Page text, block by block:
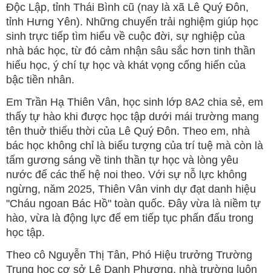
Độc Lập, tỉnh Thái Bình cũ (nay là xã Lê Quý Đôn,
tỉnh Hưng Yên). Những chuyến trải nghiệm giúp học
sinh trực tiếp tìm hiểu về cuộc đời, sự nghiệp của
nhà bác học, từ đó cảm nhận sâu sắc hơn tinh thần
hiếu học, ý chí tự học và khát vọng cống hiến của
bậc tiền nhân.
Em Trần Hạ Thiên Vân, học sinh lớp 8A2 chia sẻ, em
thấy tự hào khi được học tập dưới mái trường mang
tên thuở thiếu thời của Lê Quý Đôn. Theo em, nhà
bác học không chỉ là biểu tượng của trí tuệ mà còn là
tấm gương sáng về tinh thần tự học và lòng yêu
nước để các thế hệ noi theo. Với sự nỗ lực không
ngừng, năm 2025, Thiên Vân vinh dự đạt danh hiệu
"Cháu ngoan Bác Hồ" toàn quốc. Đây vừa là niềm tự
hào, vừa là động lực để em tiếp tục phấn đấu trong
học tập.
Theo cô Nguyễn Thị Tân, Phó Hiệu trưởng Trường
Trung học cơ sở Lê Danh Phương, nhà trường luôn